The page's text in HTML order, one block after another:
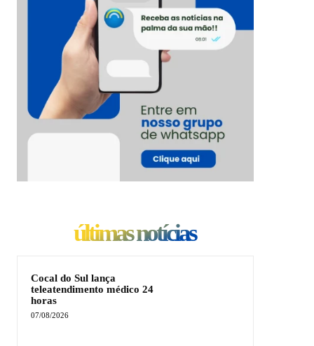
últimas notícias
Cocal do Sul lança
teleatendimento médico 24
horas
07/08/2026